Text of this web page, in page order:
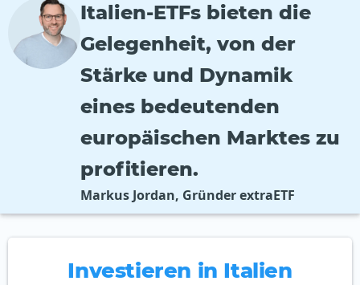
Italien-ETFs bieten die
Gelegenheit, von der
Stärke und Dynamik
eines bedeutenden
europäischen Marktes zu
profitieren.
Markus Jordan, Gründer extraETF
Investieren in Italien